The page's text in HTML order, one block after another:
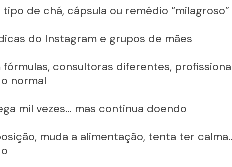
de chá, cápsula ou remédio “milagroso”
do Instagram e grupos de mães
fórmulas, consultoras diferentes,
normal
mil vezes… mas continua doendo
muda a alimentação, tenta ter